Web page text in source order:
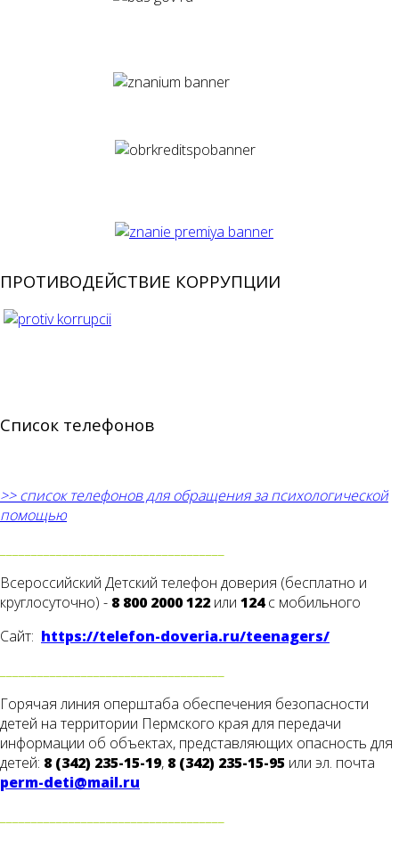
ПРОТИВОДЕЙСТВИЕ КОРРУПЦИИ
Список телефонов
>> список телефонов для обращения за психологической
помощью
Всероссийский Детский телефон доверия (бесплатно и
круглосуточно) - 8 800 2000 122или 124с мобильного
Сайт: https://telefon-doveria.ru/teenagers/
Горячая линия оперштаба обеспечения безопасности
детей на территории Пермского края для передачи
информации об объектах, представляющих опасность для
детей: 8 (342) 235-15-19, 8 (342) 235-15-95 или эл. почта
perm-deti@mail.ru